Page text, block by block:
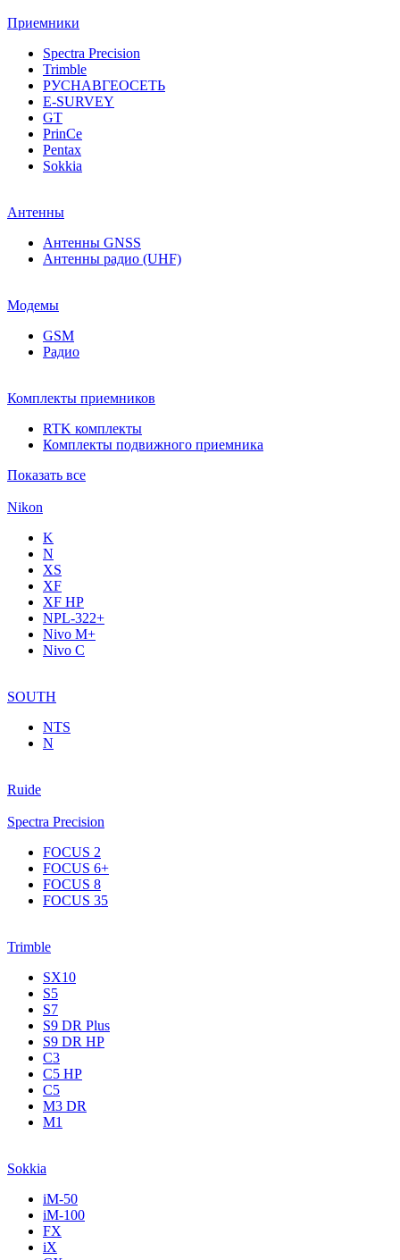
Приемники
Spectra Precision
Trimble
РУСНАВГЕОСЕТЬ
E-SURVEY
GT
PrinCe
Pentax
Sokkia
Антенны
Антенны GNSS
Антенны радио (UHF)
Модемы
GSM
Радио
Комплекты приемников
RTK комплекты
Комплекты подвижного приемника
Показать все
Nikon
K
N
XS
XF
XF НР
NPL-322+
Nivo M+
Nivo C
SOUTH
NTS
N
Ruide
Spectra Precision
FOCUS 2
FOCUS 6+
FOCUS 8
FOCUS 35
Trimble
SX10
S5
S7
S9 DR Plus
S9 DR HP
C3
С5 НР
C5
M3 DR
M1
Sokkia
iM-50
iM-100
FX
iX